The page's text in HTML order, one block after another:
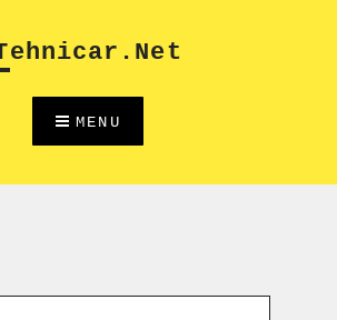
Tehnicar.net
MENU